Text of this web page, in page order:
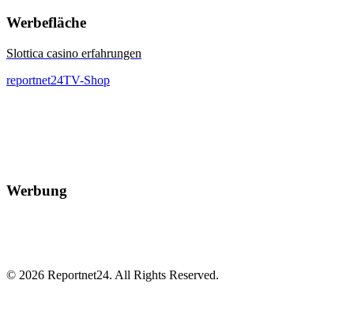
Werbefläche
Slottica casino erfahrungen
reportnet24TV-Shop
Werbung
© 2026 Reportnet24. All Rights Reserved.